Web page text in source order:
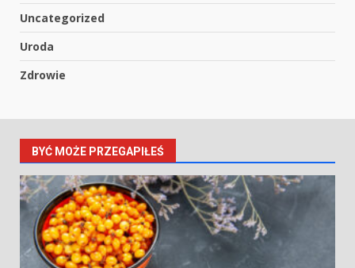
Uncategorized
Uroda
Zdrowie
BYĆ MOŻE PRZEGAPIŁEŚ